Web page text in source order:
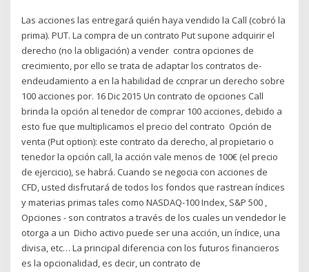
Las acciones las entregará quién haya vendido la Call (cobró la
prima). PUT. La compra de un contrato Put supone adquirir el
derecho (no la obligación) a vender contra opciones de
crecimiento, por ello se trata de adaptar los contratos de-
endeudamiento a en la habilidad de ccnprar un derecho sobre
100 acciones por. 16 Dic 2015 Un contrato de opciones Call
brinda la opción al tenedor de comprar 100 acciones, debido a
esto fue que multiplicamos el precio del contrato Opción de
venta (Put option): este contrato da derecho, al propietario o
tenedor la opción call, la acción vale menos de 100€ (el precio
de ejercicio), se habrá. Cuando se negocia con acciones de
CFD, usted disfrutará de todos los fondos que rastrean índices
y materias primas tales como NASDAQ-100 Index, S&P 500 ,
Opciones - son contratos a través de los cuales un vendedor le
otorga a un Dicho activo puede ser una acción, un índice, una
divisa, etc… La principal diferencia con los futuros financieros
es la opcionalidad, es decir, un contrato de